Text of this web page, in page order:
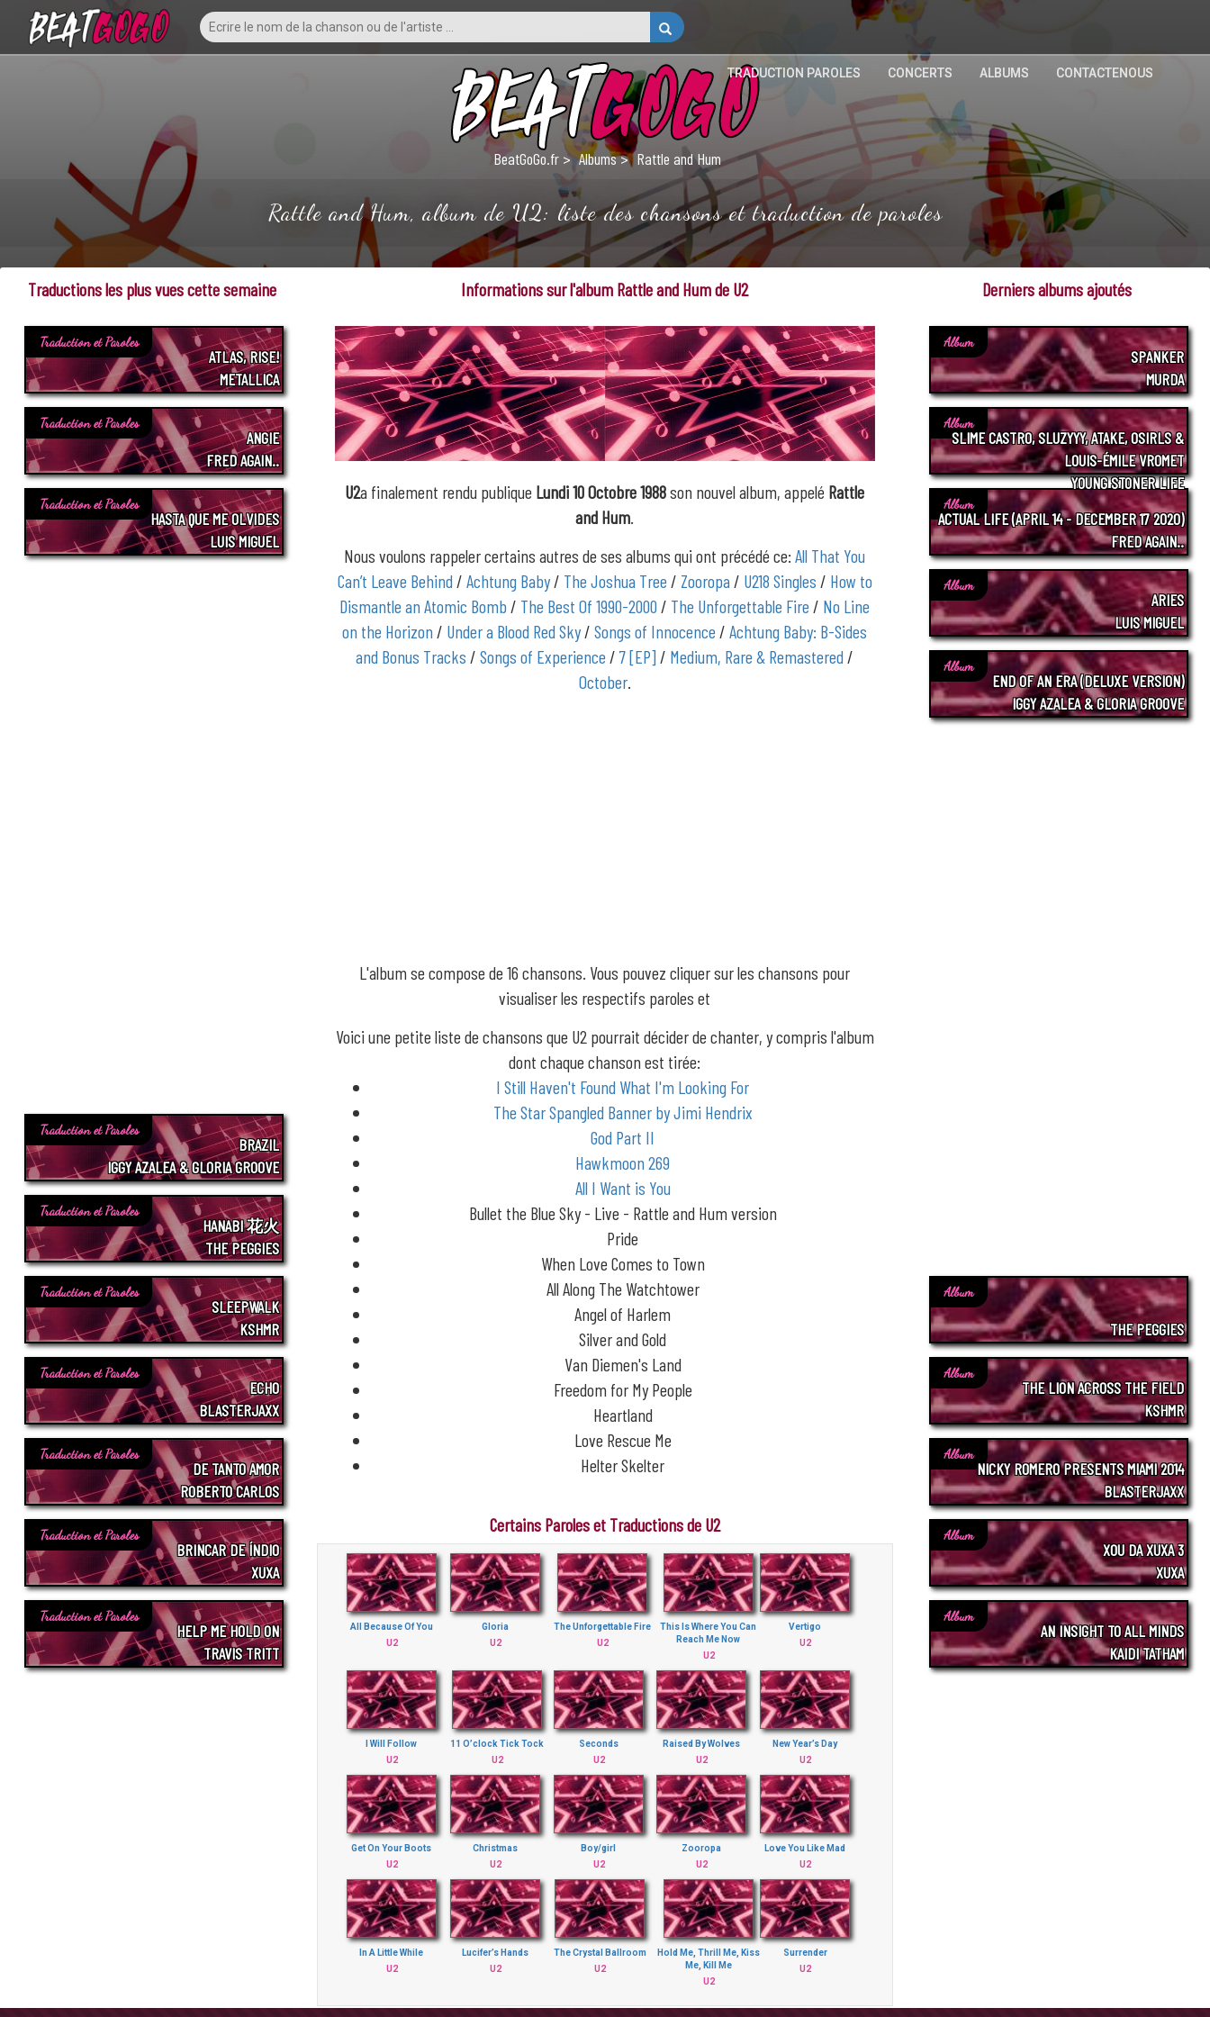
TRADUCTION PAROLES CONCERTS ALBUMS CONTACTENOUS
BeatGoGo.fr Albums Rattle and Hum
Rattle and Hum, album de U2: liste des chansons et traduction de paroles
Informations sur l'album Rattle and Hum de U2
U2a finalement rendu publique Lundi 10 Octobre 1988son nouvel album, appelé Rattle
and Hum.
Nous voulons rappeler certains autres de ses albums qui ont précédé ce:All That You
Can’t Leave Behind / Achtung Baby/ The Joshua Tree / Zooropa / U218 Singles / How to
Dismantle an Atomic Bomb / The Best Of 1990-2000 / The Unforgettable Fire / No Line
on the Horizon / Under a Blood Red Sky/Songs of Innocence /Achtung Baby: B-Sides
and Bonus Tracks /Songs of Experience /7 [EP]/ Medium, Rare & Remastered /
October.
L'album se compose de 16 chansons. Vous pouvez cliquer sur les chansons pour
visualiser les respectifs paroles et
Voici une petite liste de chansons que U2 pourrait décider de chanter, y compris l'album
dont chaque chanson est tirée:
I Still Haven't Found What I'm Looking For
The Star Spangled Banner by Jimi Hendrix
God Part II
Hawkmoon 269
All I Want is You
Bullet the Blue Sky - Live - Rattle and Hum version
Pride
When Love Comes to Town
All Along The Watchtower
Angel of Harlem
Silver and Gold
Van Diemen's Land
Freedom for My People
Heartland
Love Rescue Me
Helter Skelter
Certains Paroles et Traductions de U2
All Because Of You
U2
Gloria
U2
The Unforgettable Fire
U2
This Is Where You Can
Reach Me Now
U2
Vertigo
U2
I Will Follow
U2
11 O’clock Tick Tock
U2
Seconds
U2
Raised By Wolves
U2
New Year’s Day
U2
Get On Your Boots
U2
Christmas
U2
Boy/girl
U2
Zooropa
U2
Love You Like Mad
U2
In A Little While
U2
Lucifer’s Hands
U2
The Crystal Ballroom
U2
Hold Me, Thrill Me, Kiss
Me, Kill Me
U2
Surrender
U2
Traductions les plus vues cette semaine
Traduction et Paroles
ATLAS, RISE!
METALLICA
Traduction et Paroles
ANGIE
FRED AGAIN..
Traduction et Paroles
HASTA QUE ME OLVIDES
LUIS MIGUEL
Traduction et Paroles
BRAZIL
IGGY AZALEA & GLORIA GROOVE
Traduction et Paroles
HANABI 花火
THE PEGGIES
Traduction et Paroles
SLEEPWALK
KSHMR
Traduction et Paroles
ECHO
BLASTERJAXX
Traduction et Paroles
DE TANTO AMOR
ROBERTO CARLOS
Traduction et Paroles
BRINCAR DE ÍNDIO
XUXA
Traduction et Paroles
HELP ME HOLD ON
TRAVIS TRITT
Derniers albums ajoutés
Album
SPANKER
MURDA
Album
SLIME CASTRO, SLUZYYY, ATAKE, OSIRLS &
LOUIS-ÉMILE VROMET
YOUNG STONER LIFE
Album
ACTUAL LIFE (APRIL 14 - DECEMBER 17 2020)
FRED AGAIN..
Album
ARIES
LUIS MIGUEL
Album
END OF AN ERA (DELUXE VERSION)
IGGY AZALEA & GLORIA GROOVE
Album
THE PEGGIES
Album
THE LION ACROSS THE FIELD
KSHMR
Album
NICKY ROMERO PRESENTS MIAMI 2014
BLASTERJAXX
Album
XOU DA XUXA 3
XUXA
Album
AN INSIGHT TO ALL MINDS
KAIDI TATHAM